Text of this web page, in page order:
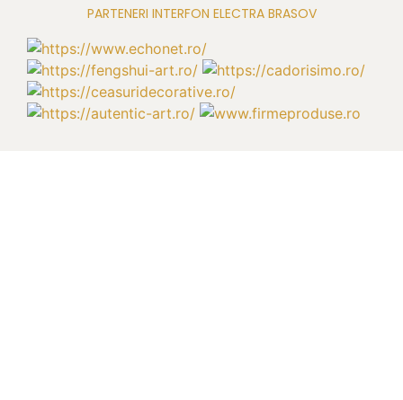
PARTENERI INTERFON ELECTRA BRASOV